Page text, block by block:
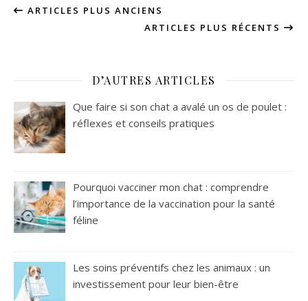
ARTICLES PLUS ANCIENS
ARTICLES PLUS RÉCENTS
D’AUTRES ARTICLES
Que faire si son chat a avalé un os de poulet :
réflexes et conseils pratiques
Pourquoi vacciner mon chat : comprendre
l’importance de la vaccination pour la santé
féline
Les soins préventifs chez les animaux : un
investissement pour leur bien-être